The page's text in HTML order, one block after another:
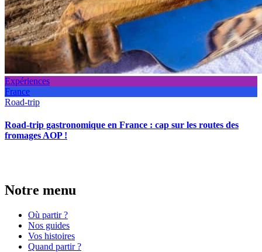
Expériences
France
Road-trip
Road-trip gastronomique en France : cap sur les routes des
fromages AOP !
Notre menu
Où partir ?
Nos guides
Vos histoires
Quand partir ?